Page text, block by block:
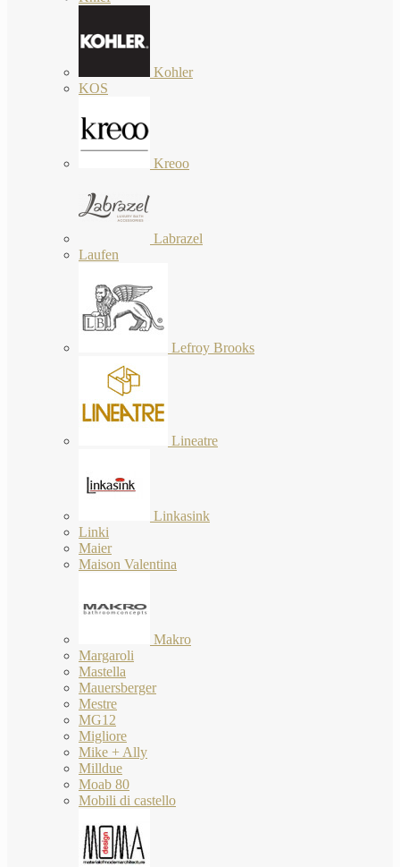
Kohler
KOS
Kreoo
Labrazel
Laufen
Lefroy Brooks
Lineatre
Linkasink
Linki
Maier
Maison Valentina
Makro
Margaroli
Mastella
Mauersberger
Mestre
MG12
Migliore
Mike + Ally
Milldue
Moab 80
Mobili di castello